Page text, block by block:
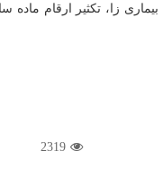
زا، تکثیر ارقام
2319